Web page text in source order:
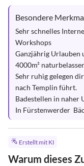
Besondere
Sehr schnelles
Workshops
Ganzjährig Urlauben
4000m²
Sehr ruhig gelegen
nach Templin führt.
Badestellen in naher
In Fürstenwerder
Erstellt mit KI
Warum dieses